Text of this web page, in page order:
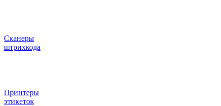
Сканеры
штрихкода
Принтеры
этикеток